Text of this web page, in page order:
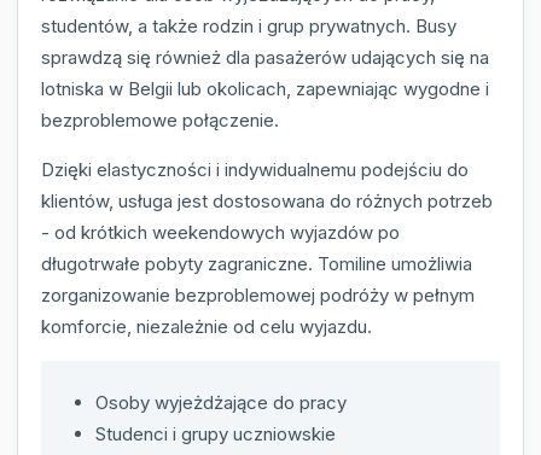
studentów, a także rodzin i grup prywatnych. Busy
sprawdzą się również dla pasażerów udających się na
lotniska w Belgii lub okolicach, zapewniając wygodne i
bezproblemowe połączenie.
Dzięki elastyczności i indywidualnemu podejściu do
klientów, usługa jest dostosowana do różnych potrzeb
- od krótkich weekendowych wyjazdów po
długotrwałe pobyty zagraniczne. Tomiline umożliwia
zorganizowanie bezproblemowej podróży w pełnym
komforcie, niezależnie od celu wyjazdu.
Osoby wyjeżdżające do pracy
Studenci i grupy uczniowskie